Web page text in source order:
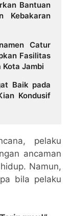
Bantuan
Kebakaran
Catur
Fasilitas
Jambi
Baik pada
Kondusif
pelaku
ancaman
Namun,
bila pelaku